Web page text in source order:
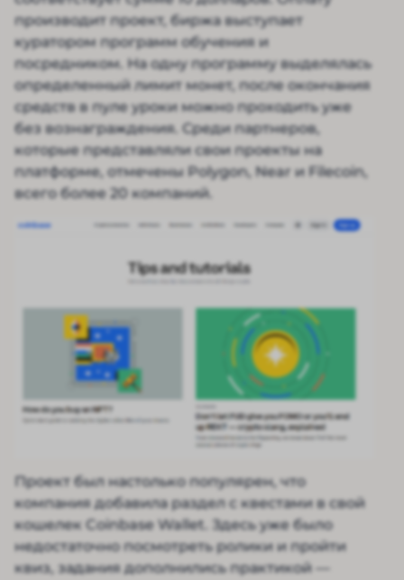
производит проект, биржа выступает
куратором программ обучения и
посредником. На одну программу выделялась
определенный лимит монет, после окончания
средств в пуле уроки можно проходить уже
без вознаграждения. Среди партнеров,
которые представляли свои проекты на
платформе, отмечены Polygon, Near и Filecoin,
всего более 20 компаний.
Проект был настолько популярен, что
компания добавила раздел с квестами в свой
кошелек Coinbase Wallet. Здесь уже было
недостаточно посмотреть ролики и пройти
квиз, задания дополнились практикой —